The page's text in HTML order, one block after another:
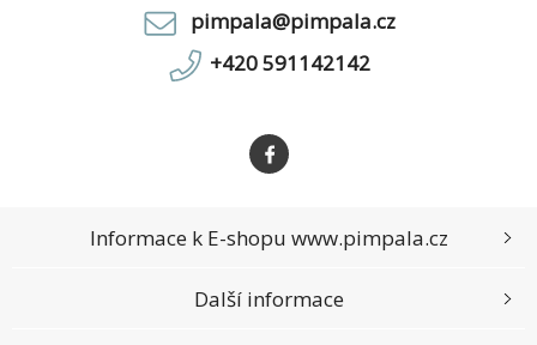
pimpala@pimpala.cz
+420 591142142
Informace k E-shopu www.pimpala.cz
Další informace